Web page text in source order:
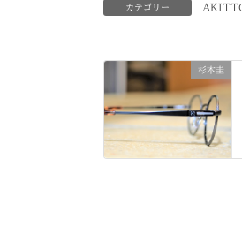
カテゴリー
杉本圭